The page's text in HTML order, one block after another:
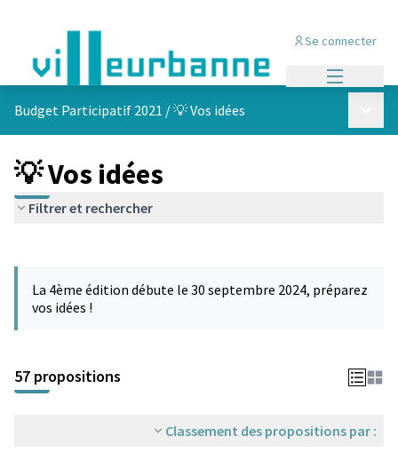
Se connecter
Budget Participatif 2021 /💡 Vos idées
💡 Vos idées
Filtrer et rechercher
La 4ème édition débute le 30 septembre 2024, préparez
vos idées !
57 propositions
Classement des propositions par :